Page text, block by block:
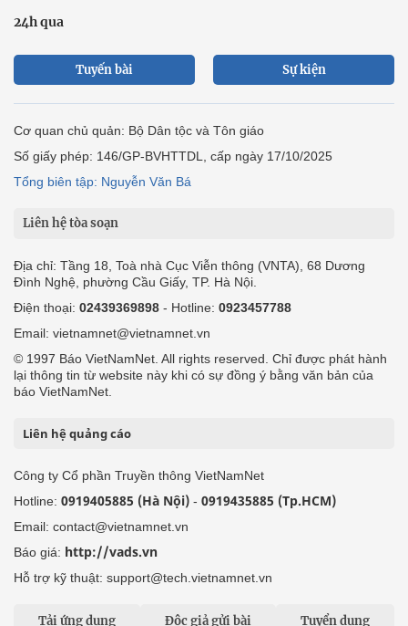
24h qua
Tuyến bài Sự kiện
Cơ quan chủ quản: Bộ Dân tộc và Tôn giáo
Số giấy phép: 146/GP-BVHTTDL, cấp ngày 17/10/2025
Tổng biên tập: Nguyễn Văn Bá
Liên hệ tòa soạn
Địa chỉ: Tầng 18, Toà nhà Cục Viễn thông (VNTA), 68 Dương
Đình Nghệ, phường Cầu Giấy, TP. Hà Nội.
Điện thoại: 02439369898 - Hotline: 0923457788
Email: vietnamnet@vietnamnet.vn
© 1997 Báo VietNamNet. All rights reserved. Chỉ được phát hành
lại thông tin từ website này khi có sự đồng ý bằng văn bản của
báo VietNamNet.
Liên hệ quảng cáo
Công ty Cổ phần Truyền thông VietNamNet
Hotline: 0919405885 (Hà Nội) - 0919435885 (Tp.HCM)
Email: contact@vietnamnet.vn
Báo giá: http://vads.vn
Hỗ trợ kỹ thuật: support@tech.vietnamnet.vn
Tải ứng dụng Độc giả gửi bài Tuyển dụng